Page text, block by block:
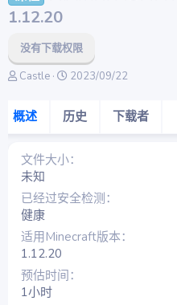
1.12.20
没有下载权限
作
Castle
创
期
2023/09/22
概述 历史 下载者
文件大小
未知
已经过安全检测
健康
适用Minecraft版本
1.12.20
预估时间
1小时